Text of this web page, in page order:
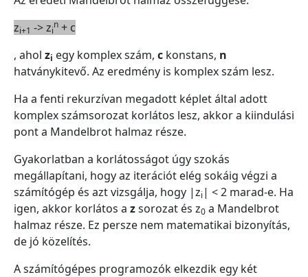
zi+1 -> zi
n + c
, ahol zi egy komplex szám, c konstans, n
hatványkitevő. Az eredmény is komplex szám lesz.
Ha a fenti rekurzívan megadott képlet által adott
komplex számsorozat korlátos lesz, akkor a kiindulási
pont a Mandelbrot halmaz része.
Gyakorlatban a korlátosságot úgy szokás
megállapítani, hogy az iterációt elég sokáig végzi a
számítógép és azt vizsgálja, hogy |zi | < 2 marad-e. Ha
igen, akkor korlátos a zsorozat és z0 a Mandelbrot
halmaz része. Ez persze nem matematikai bizonyítás,
de jó közelítés.
A számítógépes programozók elkezdik egy két